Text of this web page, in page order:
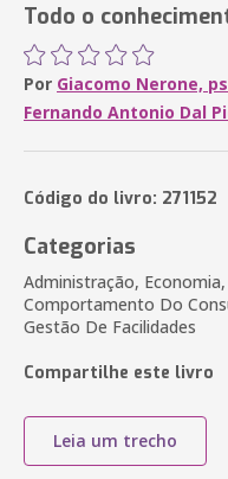
Todo o
Por Giacomo Nerone,
Fernando Antonio Dal
Código do livro: 271152
Categorias
Administração,
Comportamento Do
Gestão De Facilidades
Compartilhe este livro
Leia um trecho